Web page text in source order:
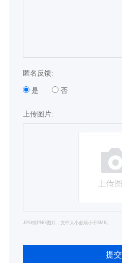
匿名反馈:
是 否
上传图片:
JPG或PNG图片，文件大小必须小于3MB。
提交